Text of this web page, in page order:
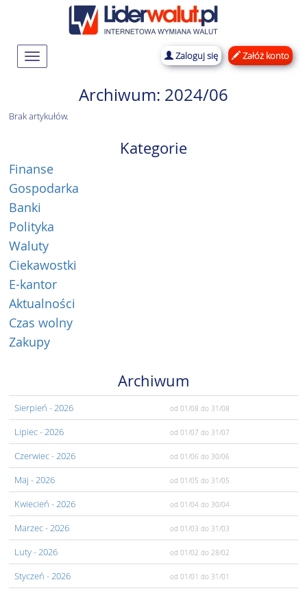
Rozwiń
nawigację
Zaloguj się Załóż konto
Archiwum: 2024/06
Brak artykułów.
Kategorie
Finanse
Gospodarka
Banki
Polityka
Waluty
Ciekawostki
E-kantor
Aktualności
Czas wolny
Zakupy
Archiwum
Sierpień - 2026 od 01/08 do 31/08
Lipiec- 2026 od 01/07 do 31/07
Czerwiec- 2026 od 01/06 do 30/06
Maj - 2026 od 01/05 do 31/05
Kwiecień - 2026 od 01/04 do 30/04
Marzec- 2026 od 01/03 do 31/03
Luty- 2026 od 01/02 do 28/02
Styczeń - 2026 od 01/01 do 31/01